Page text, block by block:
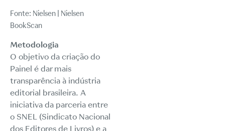
Fonte: Nielsen | Nielsen
BookScan
Metodologia
O objetivo da criação do
Painel é dar mais
transparência à indústria
editorial brasileira. A
iniciativa da parceria entre
o SNEL (Sindicato Nacional
dos Editores de Livros) e a